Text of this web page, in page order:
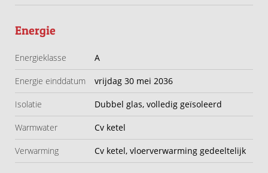
•Woonoppervlakte ca. 103 m²
•Perceel ca. 117 m²
•Energielabel A
•Vloerverwarming op de begane grond
•Woonkamer ca. 27 m²
•Moderne keuken uit 2023 van ca. 7,4 m²
Energie
Energieklasse A
Energie einddatum vrijdag 30 mei 2036
Isolatie Dubbel glas, volledig geïsoleerd
Warmwater Cv ketel
Verwarming Cv ketel, vloerverwarming gedeeltelijk